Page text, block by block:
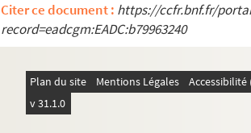
Citer ce document : https://ccfr.bnf.fr/
record=eadcgm:EADC:b79963240
Plan du site Mentions Légales
v 31.1.0